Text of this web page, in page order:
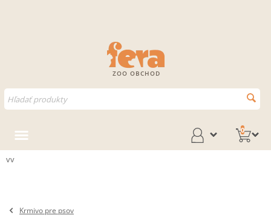
ZOO OBCHOD
0
vv
Krmivo pre psov